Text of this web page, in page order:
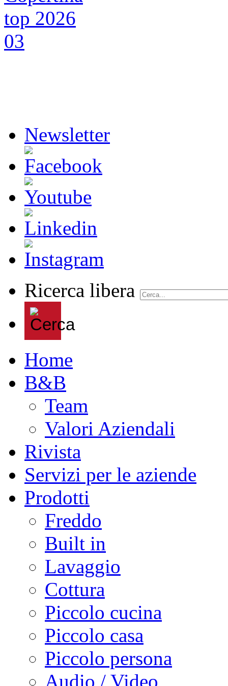
Newsletter
Ricerca libera
Home
B&B
Team
Valori Aziendali
Rivista
Servizi per le aziende
Prodotti
Freddo
Built in
Lavaggio
Cottura
Piccolo cucina
Piccolo casa
Piccolo persona
Audio / Video